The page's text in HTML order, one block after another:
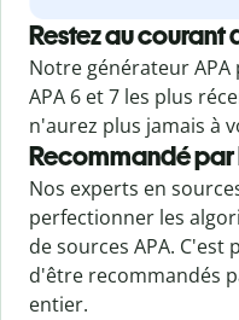
Restez au courant
Notre générateur
APA 6 et 7 les plus
n'aurez plus jamais à
Recommandé par
Nos experts en
perfectionner les
de sources APA.
d'être recommandés
entier.